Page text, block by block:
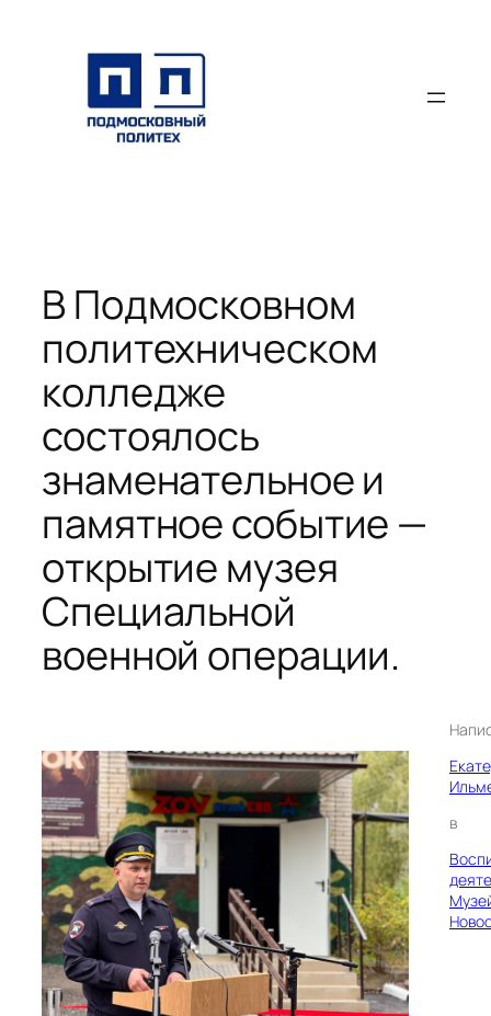
содержимому
В Подмосковном
политехническом
колледже
состоялось
знаменательное и
памятное событие —
открытие музея
Специальной
военной операции.
в